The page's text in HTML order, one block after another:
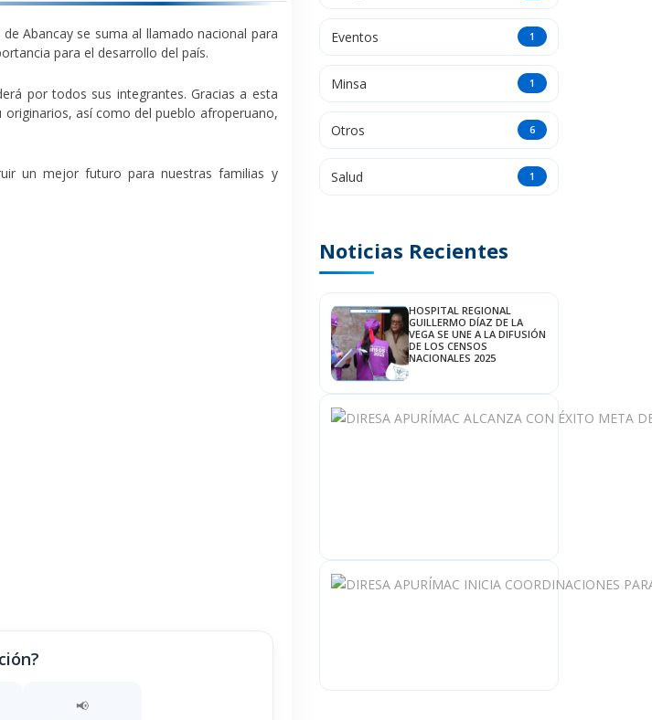
Abancay se suma al llamado nacional para
para el desarrollo del país.
por todos sus integrantes. Gracias a esta
así como del pueblo afroperuano,
un mejor futuro para nuestras familias y
📢
Eventos 1
Minsa 1
Otros 6
Salud 1
Noticias Recientes
HOSPITAL REGIONAL
GUILLERMO DÍAZ DE LA
VEGA SE UNE A LA DIFUSIÓN
DE LOS CENSOS
NACIONALES 2025